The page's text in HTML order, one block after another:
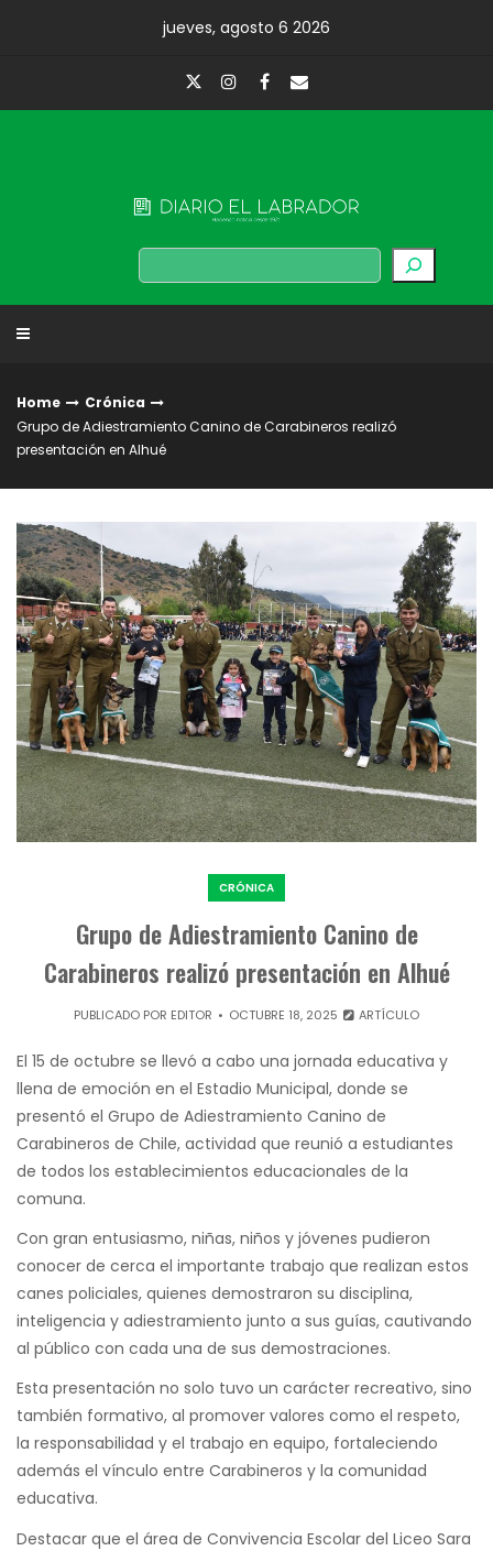
jueves, agosto 6 2026
Buscar
Home
Crónica
Grupo de Adiestramiento Canino de Carabineros realizó
presentación en Alhué
CRÓNICA
Grupo de Adiestramiento Canino de
Carabineros realizó presentación en Alhué
PUBLICADO POR EDITOR OCTUBRE 18, 2025 ARTÍCULO
El 15 de octubre se llevó a cabo una jornada educativa y
llena de emoción en el Estadio Municipal, donde se
presentó el Grupo de Adiestramiento Canino de
Carabineros de Chile, actividad que reunió a estudiantes
de todos los establecimientos educacionales de la
comuna.
Con gran entusiasmo, niñas, niños y jóvenes pudieron
conocer de cerca el importante trabajo que realizan estos
canes policiales, quienes demostraron su disciplina,
inteligencia y adiestramiento junto a sus guías, cautivando
al público con cada una de sus demostraciones.
Esta presentación no solo tuvo un carácter recreativo, sino
también formativo, al promover valores como el respeto,
la responsabilidad y el trabajo en equipo, fortaleciendo
además el vínculo entre Carabineros y la comunidad
educativa.
Destacar que el área de Convivencia Escolar del Liceo Sara